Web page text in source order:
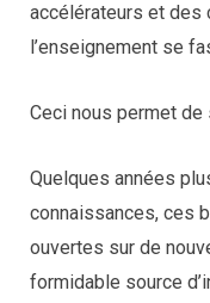
accélérateurs et des
l’enseignement se
Ceci nous permet
Quelques années
connaissances, ces
ouvertes sur de
formidable source